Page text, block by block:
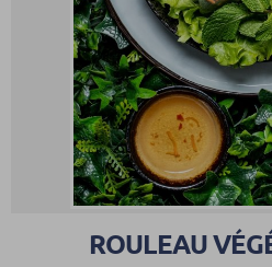
ROULEAU